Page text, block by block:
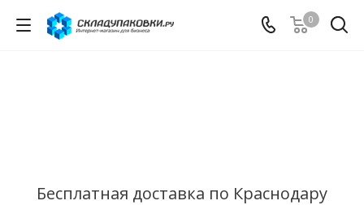
0
Бесплатная доставка по Краснодару